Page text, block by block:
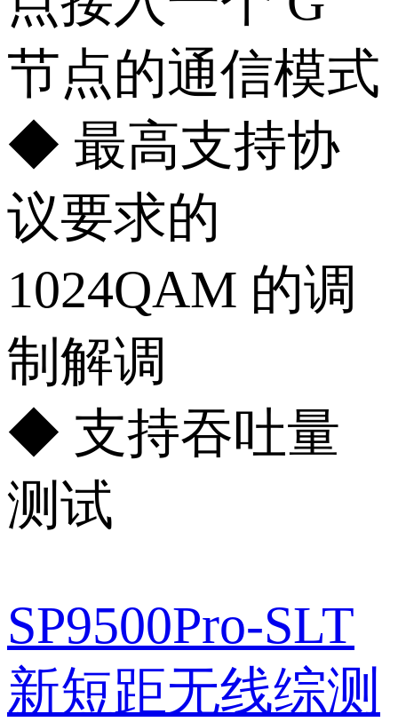
节点的通信模式
◆ 最高支持协
议要求的
1024QAM 的调
制解调
◆ 支持吞吐量
测试
SP9500Pro-SLT
新短距无线综测